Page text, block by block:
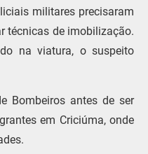
militares precisaram
técnicas de imobilização.
na viatura, o suspeito
Bombeiros antes de ser
em Criciúma, onde